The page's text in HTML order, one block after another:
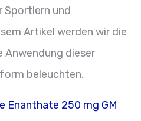
Sportlern und
Artikel werden wir die
Anwendung dieser
beleuchten.
Enanthate 250 mg GM